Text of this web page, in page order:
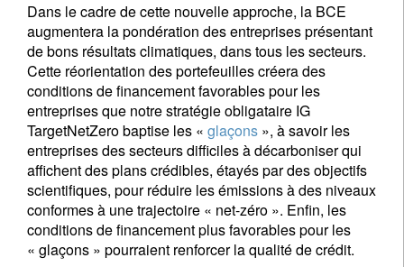
Dans le cadre de cette nouvelle approche, la BCE
augmentera la pondération des entreprises présentant
de bons résultats climatiques, dans tous les secteurs.
Cette réorientation des portefeuilles créera des
conditions de financement favorables pour les
entreprises que notre stratégie obligataire IG
TargetNetZero baptise les « glaçons », à savoir les
entreprises des secteurs difficiles à décarboniser qui
affichent des plans crédibles, étayés par des objectifs
scientifiques, pour réduire les émissions à des niveaux
conformes à une trajectoire « net-zéro ». Enfin, les
conditions de financement plus favorables pour les
« glaçons » pourraient renforcer la qualité de crédit.